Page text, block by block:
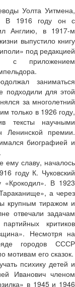
Уолта Уитмена,
В 1916 году он с
Англию, в 1917-м
выпустило книгу
под редакцией
с приложением
заниматься
подходили для этой
за многолетний
только в 1926 году,
тексты научными
Ленинской премии.
биографией и
ему славу, началось
году К. Чуковский
«Крокодил». В 1923
а через
крупным тиражом и
отвечали задачам
критиков
Несмотря на
городов СССР
мотивам его сказок.
психику детей и
Иванович членом
в 1945 и 1946